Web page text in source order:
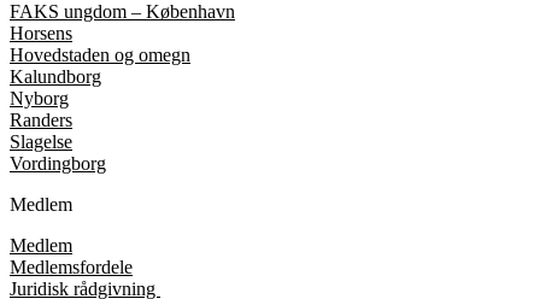
FAKS ungdom – København
Horsens
Hovedstaden og omegn
Kalundborg
Nyborg
Randers
Slagelse
Vordingborg
Medlem
Medlem
Medlemsfordele
Juridisk rådgivning